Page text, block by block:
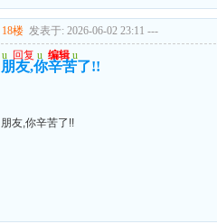
18楼 发表于: 2026-06-02 23:11 ---
u 回复 u 编辑 u
朋友,你辛苦了!!
朋友,你辛苦了!!